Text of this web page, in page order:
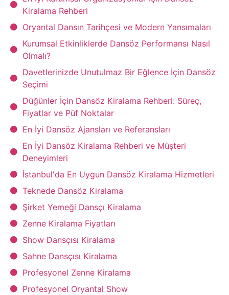
Kiralama Rehberi
Oryantal Dansın Tarihçesi ve Modern Yansımaları
Kurumsal Etkinliklerde Dansöz Performansı Nasıl
Olmalı?
Davetlerinizde Unutulmaz Bir Eğlence İçin Dansöz
Seçimi
Düğünler İçin Dansöz Kiralama Rehberi: Süreç,
Fiyatlar ve Püf Noktalar
En İyi Dansöz Ajansları ve Referansları
En İyi Dansöz Kiralama Rehberi ve Müşteri
Deneyimleri
İstanbul'da En Uygun Dansöz Kiralama Hizmetleri
Teknede Dansöz Kiralama
Şirket Yemeği Dansçı Kiralama
Zenne Kiralama Fiyatları
Show Dansçısı Kiralama
Sahne Dansçısı Kiralama
Profesyonel Zenne Kiralama
Profesyonel Oryantal Show